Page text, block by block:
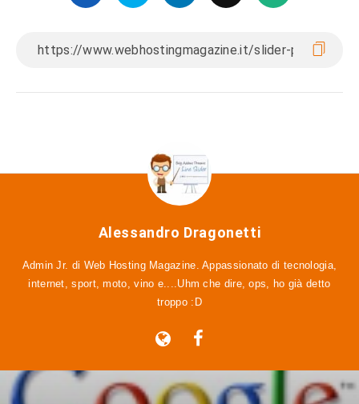
Alessandro Dragonetti
Admin Jr. di Web Hosting Magazine. Appassionato di tecnologia,
internet, sport, moto, vino e....Uhm che dire, ops, ho già detto
troppo :D